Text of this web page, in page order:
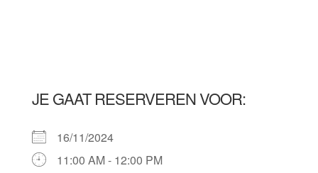
JE GAAT RESERVEREN VOOR:
16/11/2024
11:00 AM - 12:00 PM